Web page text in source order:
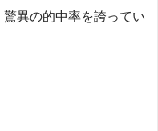
異の的中率を誇ってい